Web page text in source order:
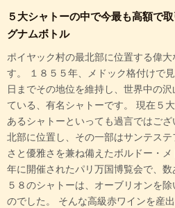
５大シャトーの中で今最も高額で
グナムボトル
ポイヤック村の最北部に位置する偉
す。 １８５５年、メドック格付けで
日までその地位を維持し、世界中の
ている、有名シャトーです。 現在５
あるシャトーといっても過言ではご
北部に位置し、その一部はサンテス
さと優雅さを兼ね備えたボルドー・
年に開催されたパリ万国博覧会で、
５８のシャトーは、オーブリオンを
のでした。 そんな高級赤ワインを産